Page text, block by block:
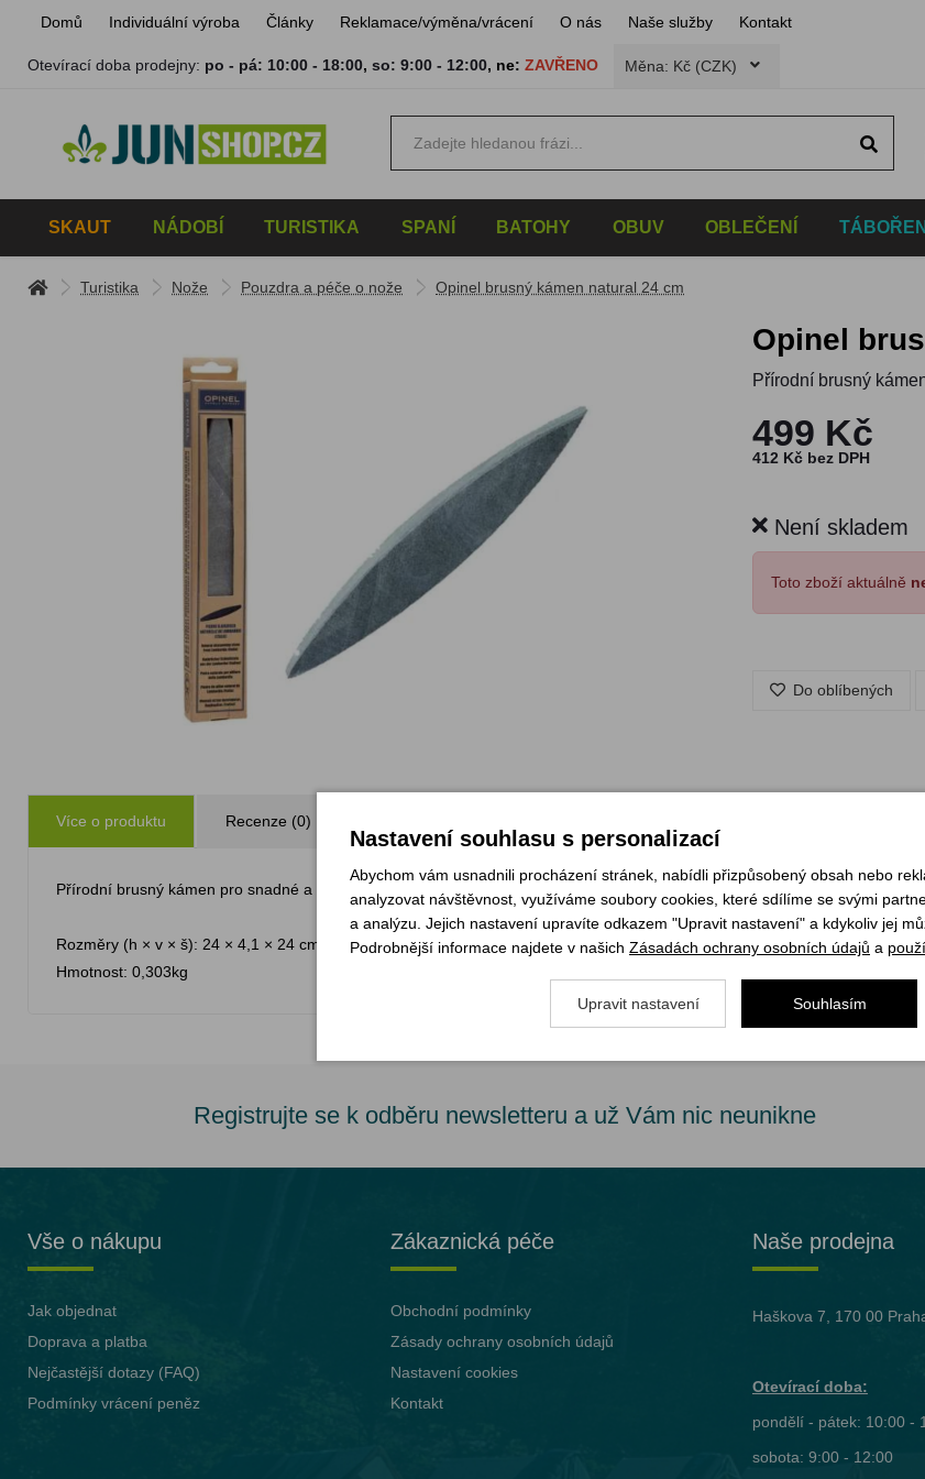
Domů Individuální výroba Články Reklamace/výměna/vrácení O nás Naše služby Kontakt
Otevírací doba prodejny: po - pá: 10:00 - 18:00,so: 9:00 - 12:00, ne: ZAVŘENO Měna: Kč (CZK)
SKAUT NÁDOBÍ TURISTIKA SPANÍ BATOHY OBUV OBLEČENÍ TÁBOŘENÍ
Turistika Nože Pouzdra a péče o nože Opinel brusný kámen natural 24 cm
Opinel
Přírodní brusný
499 Kč
412 Kč bez DPH
Není skladem
Toto zboží aktuálně
Do oblíbených
Více o produktu Recenze (0)
Přírodní brusný kámen pro snadné a rychlé broušení nejen nožů Opinel.
Rozměry (h × v × š): 24 × 4,1 × 24 cm
Hmotnost: 0,303kg
Registrujte se k odběru newsletteru a už Vám nic neunikne
Vše o nákupu
Jak objednat
Doprava a platba
Nejčastější dotazy (FAQ)
Podmínky vrácení peněz
Zákaznická péče
Obchodní podmínky
Zásady ochrany osobních údajů
Nastavení cookies
Kontakt
Naše prodejna
Haškova 7, 170 00
Otevírací doba:
pondělí - pátek: 10:00 -
sobota: 9:00 - 12:00
Nastavení souhlasu s personalizací
Abychom vám usnadnili procházení stránek, nabídli přizpůsobený obsah nebo
analyzovat návštěvnost, využíváme soubory cookies, které sdílíme se svými
a analýzu. Jejich nastavení upravíte odkazem "Upravit nastavení" a kdykoliv jej
Podrobnější informace najdete v našich Zásadách ochrany osobních údajů a
Upravit nastavení Souhlasím